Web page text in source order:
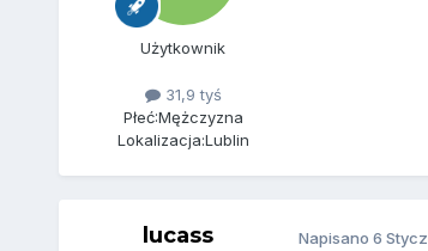
Użytkownik
31,9 tyś
Płeć:Mężczyzna
Lokalizacja:Lublin
lucass Napisano 6